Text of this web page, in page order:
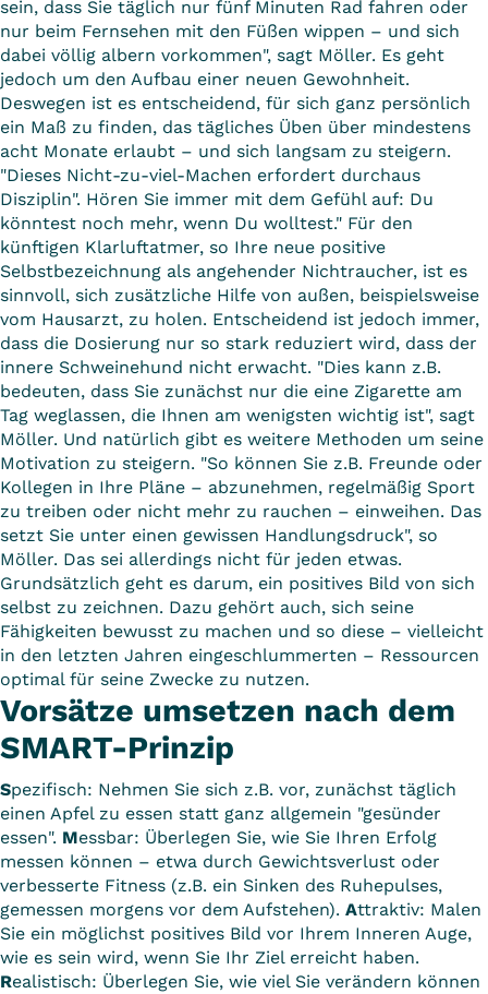
sein, dass Sie täglich nur fünf Minuten Rad fahren oder
nur beim Fernsehen mit den Füßen wippen – und sich
dabei völlig albern vorkommen", sagt Möller. Es geht
jedoch um den Aufbau einer neuen Gewohnheit.
Deswegen ist es entscheidend, für sich ganz persönlich
ein Maß zu finden, das tägliches Üben über mindestens
acht Monate erlaubt – und sich langsam zu steigern.
"Dieses Nicht-zu-viel-Machen erfordert durchaus
Disziplin". Hören Sie immer mit dem Gefühl auf: Du
könntest noch mehr, wenn Du wolltest." Für den
künftigen Klarluftatmer, so Ihre neue positive
Selbstbezeichnung als angehender Nichtraucher, ist es
sinnvoll, sich zusätzliche Hilfe von außen, beispielsweise
vom Hausarzt, zu holen. Entscheidend ist jedoch immer,
dass die Dosierung nur so stark reduziert wird, dass der
innere Schweinehund nicht erwacht. "Dies kann z.B.
bedeuten, dass Sie zunächst nur die eine Zigarette am
Tag weglassen, die Ihnen am wenigsten wichtig ist", sagt
Möller. Und natürlich gibt es weitere Methoden um seine
Motivation zu steigern. "So können Sie z.B. Freunde oder
Kollegen in Ihre Pläne – abzunehmen, regelmäßig Sport
zu treiben oder nicht mehr zu rauchen – einweihen. Das
setzt Sie unter einen gewissen Handlungsdruck", so
Möller. Das sei allerdings nicht für jeden etwas.
Grundsätzlich geht es darum, ein positives Bild von sich
selbst zu zeichnen. Dazu gehört auch, sich seine
Fähigkeiten bewusst zu machen und so diese – vielleicht
in den letzten Jahren eingeschlummerten – Ressourcen
optimal für seine Zwecke zu nutzen.
Vorsätze umsetzen nach dem
SMART-Prinzip
Spezifisch: Nehmen Sie sich z.B. vor, zunächst täglich
einen Apfel zu essen statt ganz allgemein "gesünder
essen". Messbar: Überlegen Sie, wie Sie Ihren Erfolg
messen können – etwa durch Gewichtsverlust oder
verbesserte Fitness (z.B. ein Sinken des Ruhepulses,
gemessen morgens vor dem Aufstehen). Attraktiv: Malen
Sie ein möglichst positives Bild vor Ihrem Inneren Auge,
wie es sein wird, wenn Sie Ihr Ziel erreicht haben.
Realistisch: Überlegen Sie, wie viel Sie verändern können